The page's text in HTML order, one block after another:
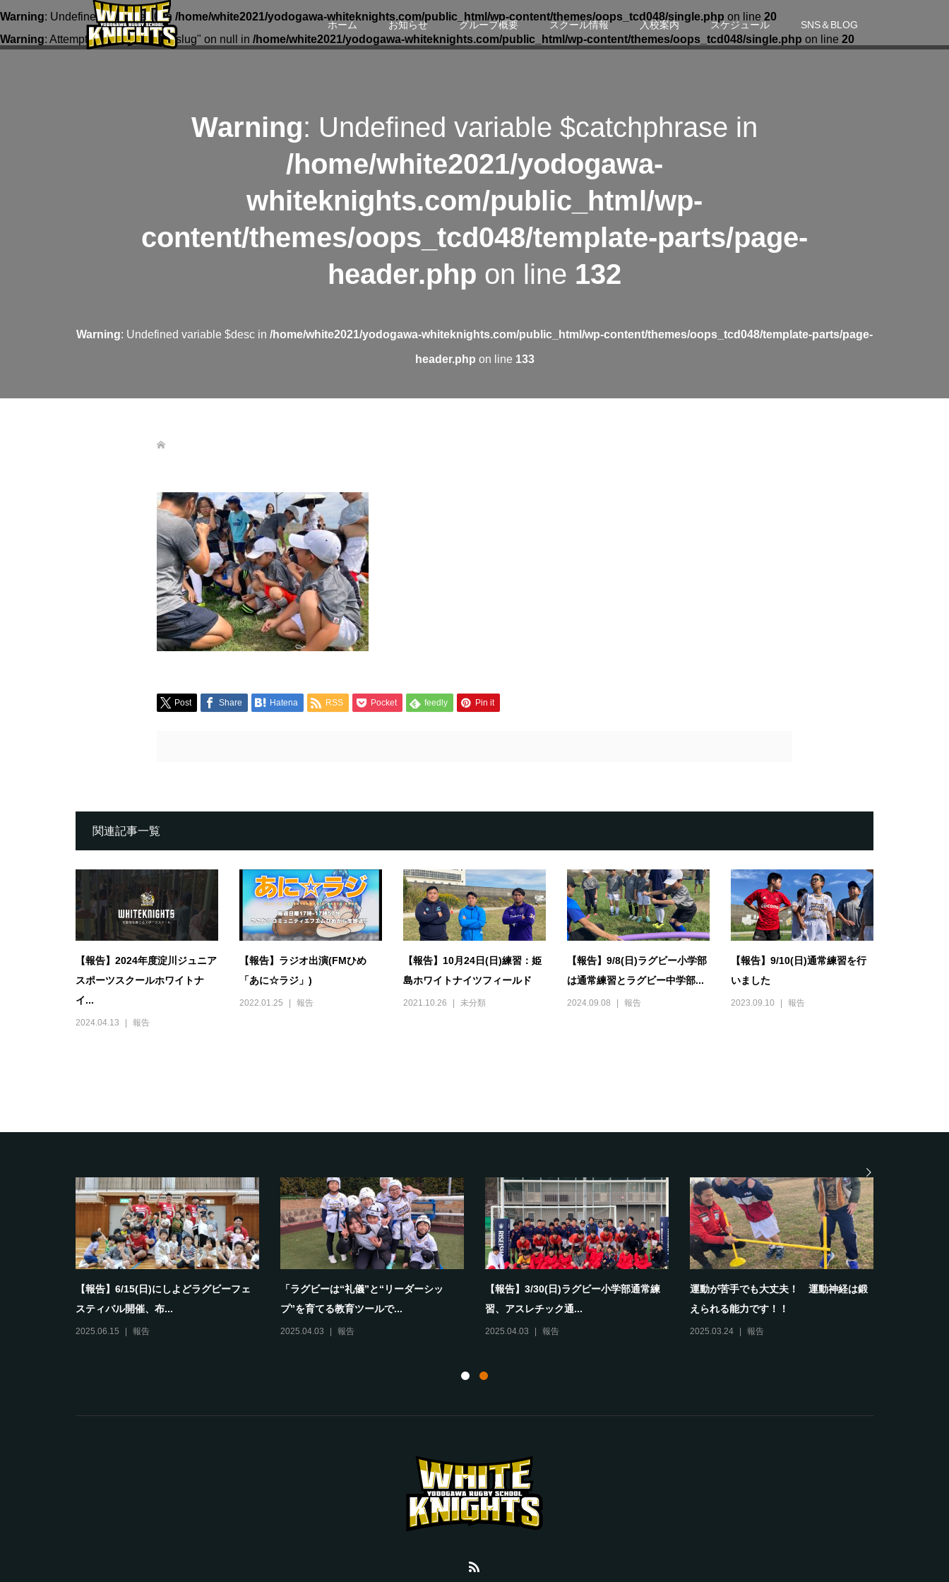
ホーム お知らせ グループ概要 スクール情報 入校案内 スケジュール SNS＆BLOG
Warning: Undefined array key 0 in /home/white2021/yodogawa-whiteknights.com/public_html/wp-content/themes/oops_tcd048/single.php on line 20
Warning: Attempt to read property "slug" on null in /home/white2021/yodogawa-whiteknights.com/public_html/wp-content/themes/oops_tcd048/single.php on line 20
Warning: Undefined variable $catchphrase in
/home/white2021/yodogawa-
whiteknights.com/public_html/wp-
content/themes/oops_tcd048/template-parts/page-
header.php on line 132
Warning: Undefined variable $desc in /home/white2021/yodogawa-whiteknights.com/public_html/wp-content/themes/oops_tcd048/template-parts/page-
header.php on line 133
Post Share Hatena RSS Pocket feedly Pin it
関連記事一覧
【報告】2024年度淀川ジュニア
スポーツスクールホワイトナ
イ...
2024.04.13 報告
【報告】ラジオ出演(FMひめ
「あに☆ラジ」)
2022.01.25 報告
【報告】10月24日(日)練習：姫
島ホワイトナイツフィールド
2021.10.26 未分類
【報告】9/8(日)ラグビー小学部
は通常練習とラグビー中学部...
2024.09.08 報告
【報告】9/10(日)通常練習を行
いました
2023.09.10 報告
【報告】6/15(日)にしよどラグビーフェ
スティバル開催、布...
2025.06.15 報告
「ラグビーは“礼儀”と“リーダーシッ
プ”を育てる教育ツールで...
2025.04.03 報告
【報告】3/30(日)ラグビー小学部通常練
習、アスレチック通...
2025.04.03 報告
運動が苦手でも大丈夫！ 運動神経は鍛
えられる能力です！！
2025.03.24 報告